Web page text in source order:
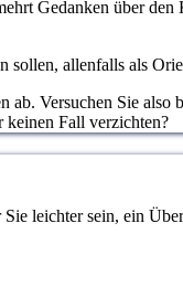
Gedanken über
allenfalls als
Versuchen Sie also
keinen Fall verzichten?
leichter sein, ein